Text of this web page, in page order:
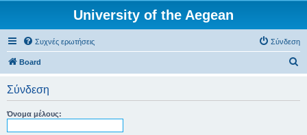
University of the Aegean
Συχνές ερωτήσεις Σύνδεση
Board
Σύνδεση
Όνομα μέλους: